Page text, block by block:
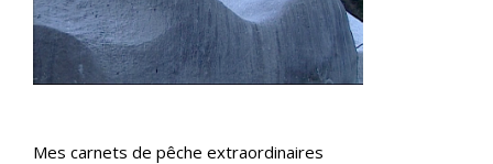
Mes carnets de pêche extraordinaires